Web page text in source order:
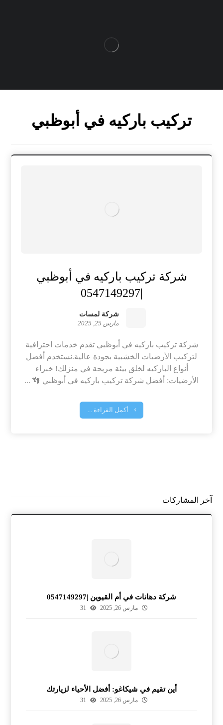
تركيب باركيه في أبوظبي
شركة تركيب باركيه في أبوظبي
|0547149297
شركة لمسات
مارس 25, 2025
شركة تركيب باركيه في أبوظبي تقدم خدمات احترافية
لتركيب الأرضيات الخشبية بجودة عالية.نستخدم أفضل
أنواع الباركيه لخلق بيئة مريحة في منزلك! خبراء
الأرضيات: أفضل شركة تركيب باركيه في أبوظبي 👣 ...
أكمل القراءة ...
آخر المشاركات
شركة دهانات في أم القيوين |0547149297
مارس 26, 2025 31
أين تقيم في شيكاغو: أفضل الأحياء لزيارتك
مارس 26, 2025 31